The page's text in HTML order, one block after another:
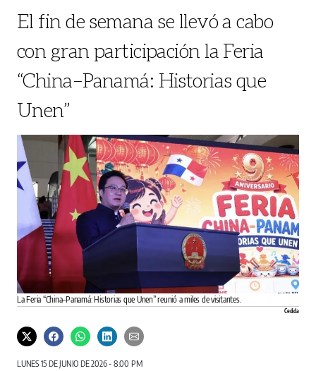
El fin de semana se llevó a cabo
con gran participación la Feria
“China–Panamá: Historias que
Unen”
La Feria “China–Panamá: Historias que Unen” reunió a miles de visitantes.
Cedida
LUNES 15 DE JUNIO DE 2026 - 8:00 PM